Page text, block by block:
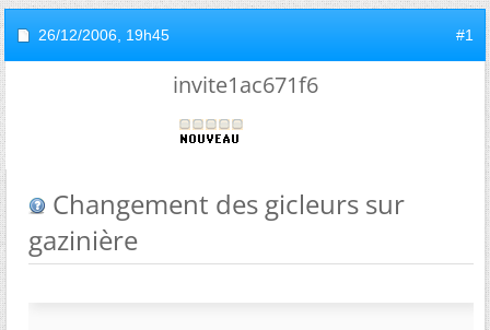
26/12/2006, 19h45 #1
invite1ac671f6
Changement des gicleurs sur
gazinière